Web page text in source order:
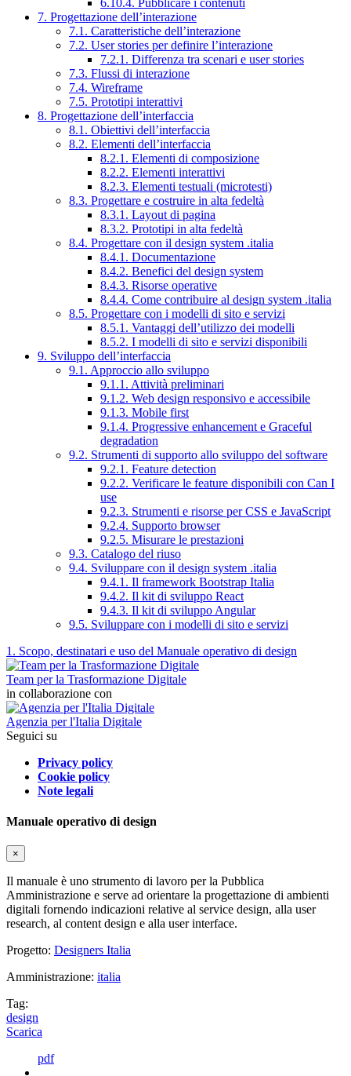
7. Progettazione dell’interazione
7.1. Caratteristiche dell’interazione
7.2. User stories per definire l’interazione
7.2.1. Differenza tra scenari e user stories
7.3. Flussi di interazione
7.4. Wireframe
7.5. Prototipi interattivi
8. Progettazione dell’interfaccia
8.1. Obiettivi dell’interfaccia
8.2. Elementi dell’interfaccia
8.2.1. Elementi di composizione
8.2.2. Elementi interattivi
8.2.3. Elementi testuali (microtesti)
8.3. Progettare e costruire in alta fedeltà
8.3.1. Layout di pagina
8.3.2. Prototipi in alta fedeltà
8.4. Progettare con il design system .italia
8.4.1. Documentazione
8.4.2. Benefici del design system
8.4.3. Risorse operative
8.4.4. Come contribuire al design system .italia
8.5. Progettare con i modelli di sito e servizi
8.5.1. Vantaggi dell’utilizzo dei modelli
8.5.2. I modelli di sito e servizi disponibili
9. Sviluppo dell’interfaccia
9.1. Approccio allo sviluppo
9.1.1. Attività preliminari
9.1.2. Web design responsivo e accessibile
9.1.3. Mobile first
9.1.4. Progressive enhancement e Graceful
degradation
9.2. Strumenti di supporto allo sviluppo del software
9.2.1. Feature detection
9.2.2. Verificare le feature disponibili con Can I
use
9.2.3. Strumenti e risorse per CSS e JavaScript
9.2.4. Supporto browser
9.2.5. Misurare le prestazioni
9.3. Catalogo del riuso
9.4. Sviluppare con il design system .italia
9.4.1. Il framework Bootstrap Italia
9.4.2. Il kit di sviluppo React
9.4.3. Il kit di sviluppo Angular
9.5. Sviluppare con i modelli di sito e servizi
1. Scopo, destinatari e uso del Manuale operativo di design
Team per la Trasformazione Digitale
in collaborazione con
Agenzia per l'Italia Digitale
Seguici su
Privacy policy
Cookie policy
Note legali
Manuale operativo di design
×
Il manuale è uno strumento di lavoro per la Pubblica
Amministrazione e serve ad orientare la progettazione di ambienti
digitali fornendo indicazioni relative al service design, alla user
research, al content design e alla user interface.
Progetto: Designers Italia
Amministrazione: italia
Tag:
design
Scarica
pdf